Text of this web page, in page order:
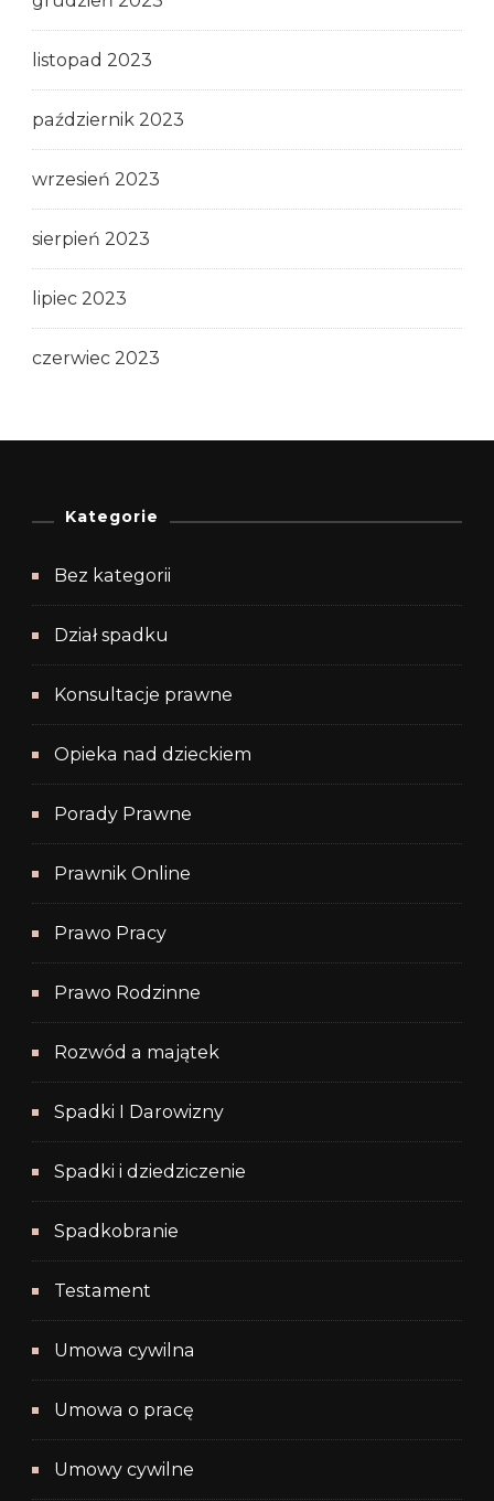
listopad 2023
październik 2023
wrzesień 2023
sierpień 2023
lipiec 2023
czerwiec 2023
Kategorie
Bez kategorii
Dział spadku
Konsultacje prawne
Opieka nad dzieckiem
Porady Prawne
Prawnik Online
Prawo Pracy
Prawo Rodzinne
Rozwód a majątek
Spadki I Darowizny
Spadki i dziedziczenie
Spadkobranie
Testament
Umowa cywilna
Umowa o pracę
Umowy cywilne